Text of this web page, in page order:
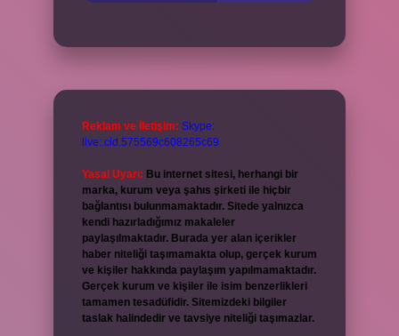
Reklam ve İletişim: Skype:
live:.cid.575569c608265c69
Yasal Uyarı: Bu internet sitesi, herhangi bir
marka, kurum veya şahıs şirketi ile hiçbir
bağlantısı bulunmamaktadır. Sitede yalnızca
kendi hazırladığımız makaleler
paylaşılmaktadır. Burada yer alan içerikler
haber niteliği taşımamakta olup, gerçek kurum
ve kişiler hakkında paylaşım yapılmamaktadır.
Gerçek kurum ve kişiler ile isim benzerlikleri
tamamen tesadüfidir. Sitemizdeki bilgiler
taslak halindedir ve tavsiye niteliği taşımazlar.